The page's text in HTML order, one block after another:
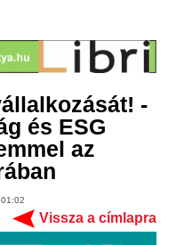
-
és ESG
az
Vissza a címlapra